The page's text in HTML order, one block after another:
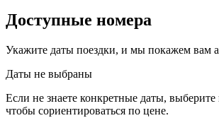
Доступные номера
Укажите даты поездки, и мы покажем вам
Даты не выбраны
Если не знаете конкретные даты,
чтобы сориентироваться по цене.